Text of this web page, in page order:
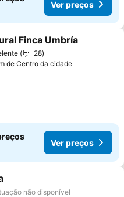
Ver preços
aos favoritos
Finca Umbría
28
de Centro da cidade
Ver preços
aos favoritos
não disponível